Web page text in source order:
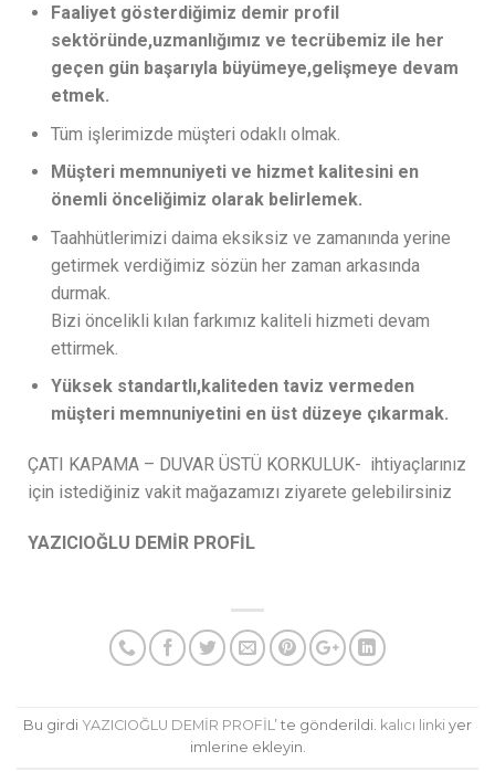
Faaliyet gösterdiğimiz demir profil
sektöründe,uzmanlığımız ve tecrübemiz ile her
geçen gün başarıyla büyümeye,gelişmeye devam
etmek.
Tüm işlerimizde müşteri odaklı olmak.
Müşteri memnuniyeti ve hizmet kalitesini en
önemli önceliğimiz olarak belirlemek.
Taahhütlerimizi daima eksiksiz ve zamanında yerine
getirmek verdiğimiz sözün her zaman arkasında
durmak.
Bizi öncelikli kılan farkımız kaliteli hizmeti devam
ettirmek.
Yüksek standartlı,kaliteden taviz vermeden
müşteri memnuniyetini en üst düzeye çıkarmak.
ÇATI KAPAMA – DUVAR ÜSTÜ KORKULUK- ihtiyaçlarınız
için istediğiniz vakit mağazamızı ziyarete gelebilirsiniz
YAZICIOĞLU DEMİR PROFİL
Bu girdi YAZICIOĞLU DEMİR PROFİL’ te gönderildi. kalıcı linki yer
imlerine ekleyin.